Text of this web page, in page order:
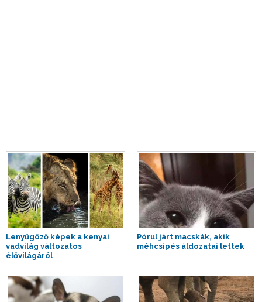
Lenyűgöző képek a kenyai
vadvilág változatos
élővilágáról
Pórul járt macskák, akik
méhcsípés áldozatai lettek